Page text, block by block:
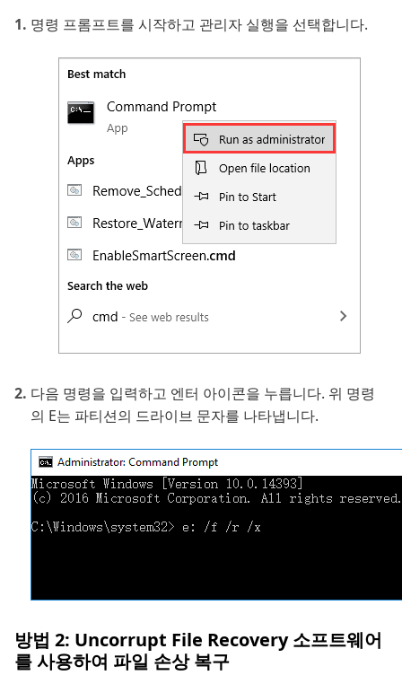
명령 프롬프트를 시작하고 관리자 실행을 선택합니다.
다음 명령을 입력하고 엔터 아이콘을 누릅니다. 위 명령
의 E는 파티션의 드라이브 문자를 나타냅니다.
방법 2: Uncorrupt File Recovery 소프트웨어
를 사용하여 파일 손상 복구